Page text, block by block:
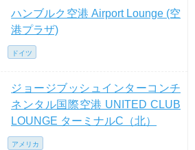
ハンブルク空港 Airport Lounge (空
港プラザ)
ドイツ
ジョージブッシュインターコンチ
ネンタル国際空港 UNITED CLUB
LOUNGE ターミナルC（北）
アメリカ